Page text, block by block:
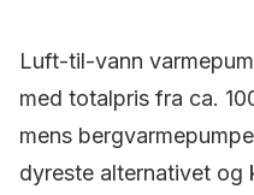
Luft-til-vann
med totalpris fra ca.
mens
dyreste alternativet og